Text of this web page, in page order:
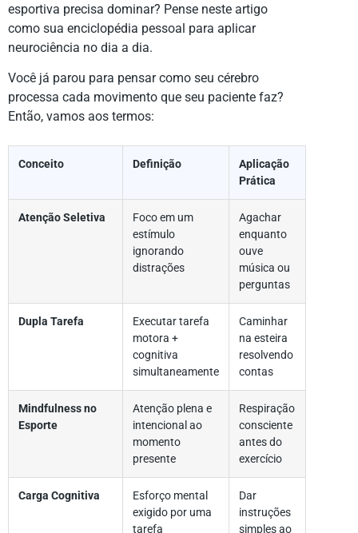
esportiva precisa dominar? Pense neste artigo
como sua enciclopédia pessoal para aplicar
neurociência no dia a dia.
Você já parou para pensar como seu cérebro
processa cada movimento que seu paciente faz?
Então, vamos aos termos:
Conceito Definição
Aplicação
Prática
Atenção Seletiva
Foco em um
estímulo
ignorando
distrações
Agachar
enquanto
ouve
música ou
perguntas
Dupla Tarefa
Executar tarefa
motora +
cognitiva
simultaneamente
Caminhar
na esteira
resolvendo
contas
Mindfulness no
Esporte
Atenção plena e
intencional ao
momento
presente
Respiração
consciente
antes do
exercício
Carga Cognitiva
Esforço mental
exigido por uma
tarefa
Dar
instruções
simples ao